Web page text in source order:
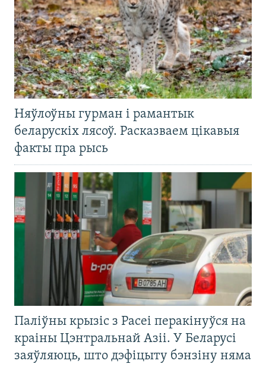
Няўлоўны гурман і рамантык
беларускіх лясоў. Расказваем цікавыя
факты пра рысь
Паліўны крызіс з Расеі перакінуўся на
краіны Цэнтральнай Азіі. У Беларусі
заяўляюць, што дэфіцыту бэнзіну няма